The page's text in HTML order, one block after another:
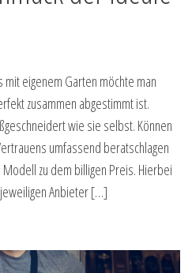
eigenem Garten möchte man
zusammen abgestimmt ist.
wie sie selbst. Können
umfassend beratschlagen
zu dem billigen Preis. Hierbei
Anbieter […]